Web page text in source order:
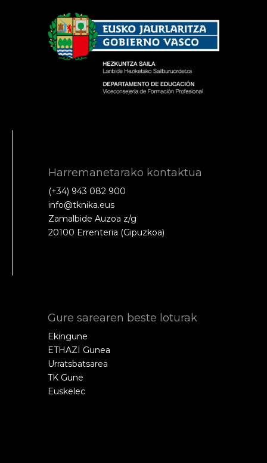
Harremanetarako kontaktua
(+34) 943 082 900
info@tknika.eus
Zamalbide Auzoa z/g
20100 Errenteria (Gipuzkoa)
Gure sarearen beste loturak
Ekingune
ETHAZI Gunea
Urratsbatsarea
TK Gune
Euskelec